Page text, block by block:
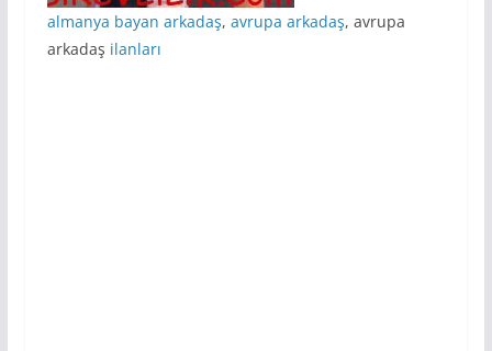
almanya bayan arkadaş, avrupa arkadaş, avrupa
arkadaş ilanları